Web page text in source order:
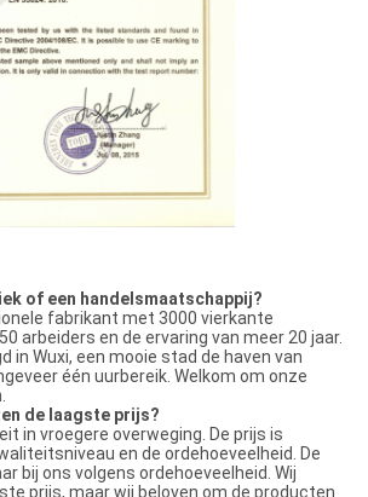
of een handelsmaatschappij?
fabrikant met 3000 vierkante
arbeiders en de ervaring van meer 20 jaar.
in Wuxi, een mooie stad de haven van
één uurbereik. Welkom om onze
de laagste prijs?
in vroegere overweging. De prijs is
en de ordehoeveelheid. De
bij ons volgens ordehoeveelheid. Wij
prijs, maar wij beloven om de producten